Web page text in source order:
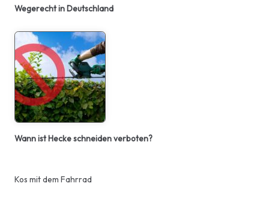
Wegerecht in Deutschland
Wann ist Hecke schneiden verboten?
Kos mit dem Fahrrad